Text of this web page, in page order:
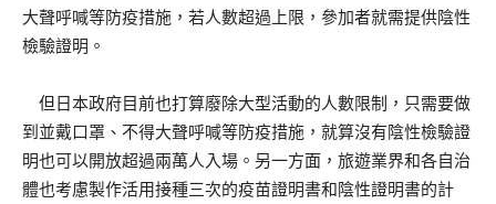
大聲呼喊等防疫措施，若人數超過上限，參加者就需提供陰性
檢驗證明。
但日本政府目前也打算廢除大型活動的人數限制，只需要做
到並戴口罩、不得大聲呼喊等防疫措施，就算沒有陰性檢驗證
明也可以開放超過兩萬人入場。另一方面，旅遊業界和各自治
體也考慮製作活用接種三次的疫苗證明書和陰性證明書的計